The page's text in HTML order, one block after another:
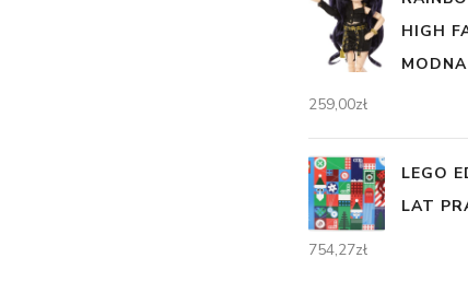
HIGH
259,00zł
LEGO
LAT
754,27zł